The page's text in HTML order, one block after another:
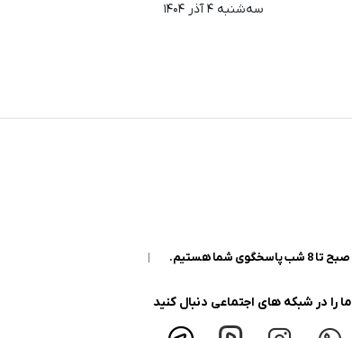
سه‌شنبه 4 آذر 1404
|
ما را در شبکه های اجتماعی دنبال کنید